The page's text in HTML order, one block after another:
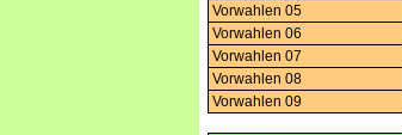
Vorwahlen 05
Vorwahlen 06
Vorwahlen 07
Vorwahlen 08
Vorwahlen 09